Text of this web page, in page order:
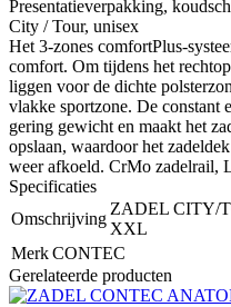
Presentatieverpakking,
City / Tour, unisex
Het 3-zones comfortPlus-
comfort. Om tijdens het
liggen voor de dichte
vlakke sportzone. De constant
gering gewicht en maakt het
opslaan, waardoor het
weer afkoeld. CrMo zadelrail,
Specificaties
Omschrijving
ZADEL CITY/
XXL
MerkCONTEC
Gerelateerde producten